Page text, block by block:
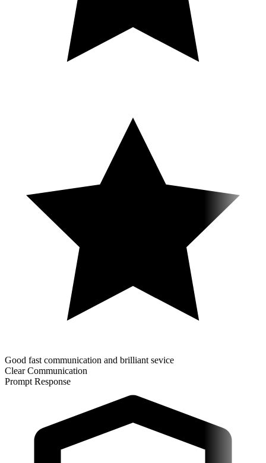
Good fast communication and brilliant sevice
Clear Communication
Prompt Response